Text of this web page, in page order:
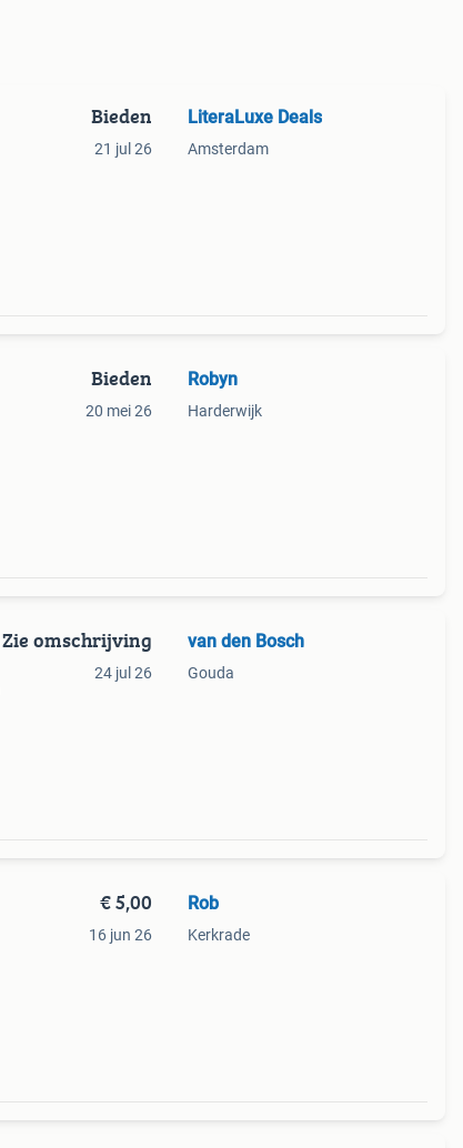
Bieden
21 jul 26
LiteraLuxe Deals
Amsterdam
Bieden
20 mei 26
Robyn
Harderwijk
Zie omschrijving
24 jul 26
van den Bosch
Gouda
€ 5,00
16 jun 26
Rob
Kerkrade